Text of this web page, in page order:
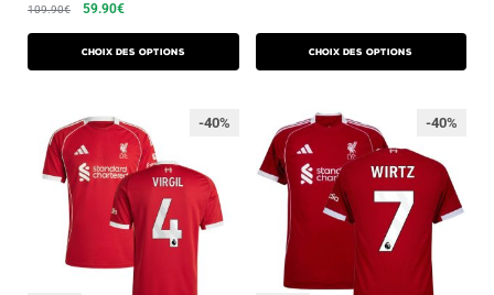
109.90€ 59.90€
Choix des options Choix des options
-40% -40%